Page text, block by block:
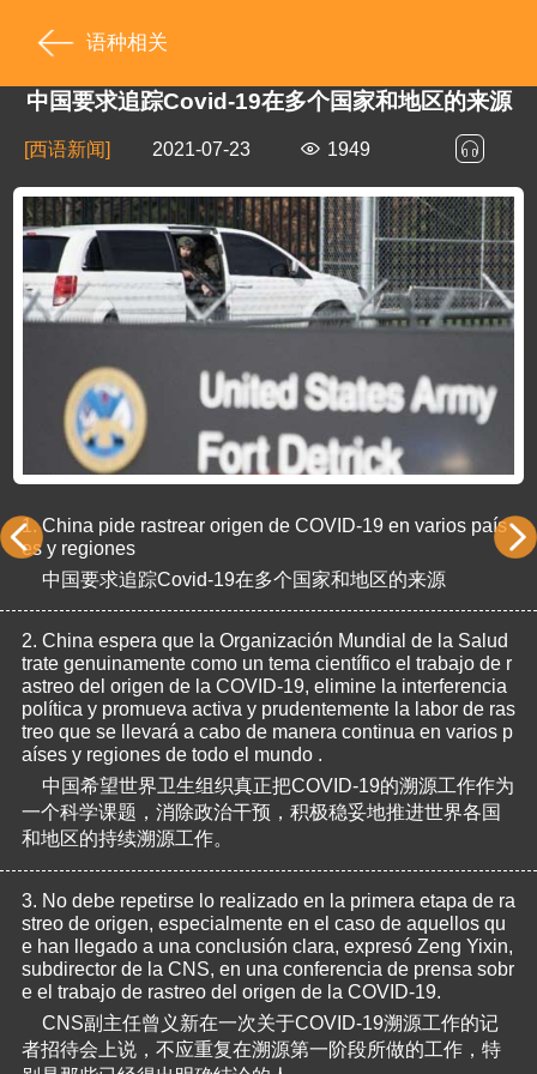
语种相关
中国要求追踪Covid-19在多个国家和地区的来源
[西语新闻] 2021-07-23 1949
1. China pide rastrear origen de COVID-19 en varios país
es y regiones
中国要求追踪Covid-19在多个国家和地区的来源
2. China espera que la Organización Mundial de la Salud
trate genuinamente como un tema científico el trabajo de r
astreo del origen de la COVID-19, elimine la interferencia
política y promueva activa y prudentemente la labor de ras
treo que se llevará a cabo de manera continua en varios p
aíses y regiones de todo el mundo .
中国希望世界卫生组织真正把COVID-19的溯源工作作为
一个科学课题，消除政治干预，积极稳妥地推进世界各国
和地区的持续溯源工作。
3. No debe repetirse lo realizado en la primera etapa de ra
streo de origen, especialmente en el caso de aquellos qu
e han llegado a una conclusión clara, expresó Zeng Yixin,
subdirector de la CNS, en una conferencia de prensa sobr
e el trabajo de rastreo del origen de la COVID-19.
CNS副主任曾义新在一次关于COVID-19溯源工作的记
者招待会上说，不应重复在溯源第一阶段所做的工作，特